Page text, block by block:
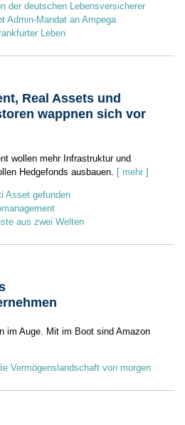
der deutschen Lebensversicherer
Admin-Mandat an Ampega
Leben
Real Assets und
wappnen sich vor
wollen mehr Infrastruktur und
Hedgefonds ausbauen. [ mehr ]
Asset gefunden
aus zwei Welten
im Auge. Mit im Boot sind Amazon
Vermögenslandschaft von morgen